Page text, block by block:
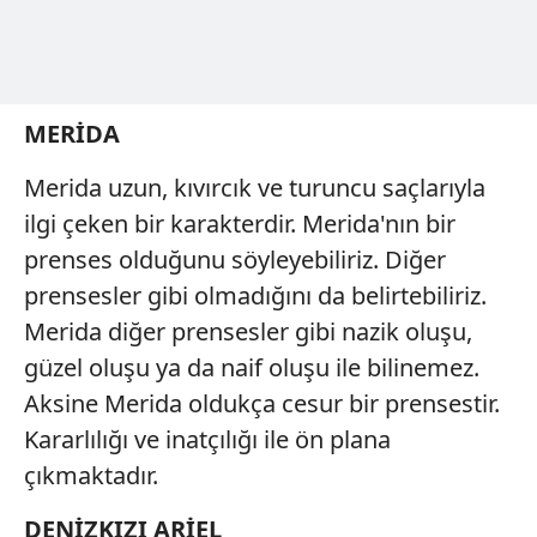
hazırlanmış Aydınlatma Metnimizi okumak ve sitemizde
ilgili mevzuata uygun olarak kullanılan çerezlerle ilgili bilgi
almak için lütfen
MERİDA
Merida uzun, kıvırcık ve turuncu saçlarıyla
ilgi çeken bir karakterdir. Merida'nın bir
prenses olduğunu söyleyebiliriz. Diğer
prensesler gibi olmadığını da belirtebiliriz.
Merida diğer prensesler gibi nazik oluşu,
güzel oluşu ya da naif oluşu ile bilinemez.
Aksine Merida oldukça cesur bir prensestir.
Kararlılığı ve inatçılığı ile ön plana
çıkmaktadır.
DENİZKIZI ARİEL